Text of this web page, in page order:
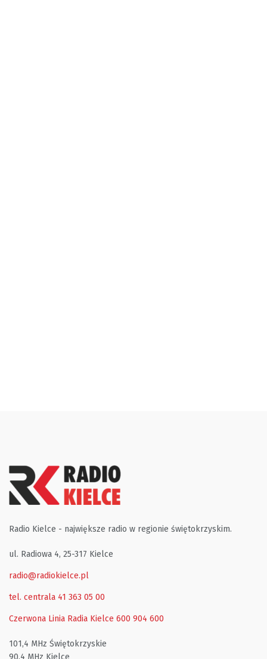
Radio Kielce - największe radio w regionie świętokrzyskim.
ul. Radiowa 4, 25-317 Kielce
radio@radiokielce.pl
tel. centrala 41 363 05 00
Czerwona Linia Radia Kielce 600 904 600
101,4 MHz Świętokrzyskie
90,4 MHz Kielce